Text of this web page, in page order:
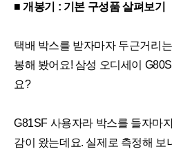
■ 개봉기 : 기본 구성품 살펴보기
택배 박스를 받자마자 두근거리
봉해 봤어요! 삼성 오디세이
요?
G81SF 사용자라 박스를 들자마
감이 왔는데요. 실제로 측정해 보